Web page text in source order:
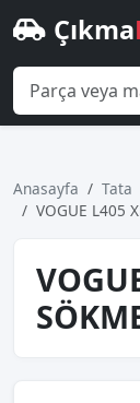
Çıkma
Anasayfa
Tata
VOGUE L405